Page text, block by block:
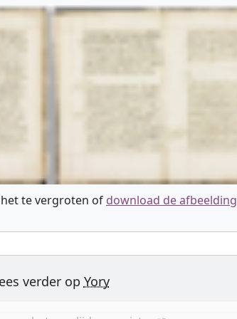
te vergroten of download de afbeelding
verder op Yory